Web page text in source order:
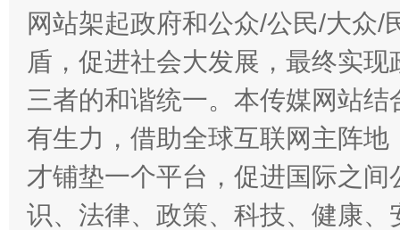
网站架起政府和公众/公民/大众
盾，促进社会大发展，最终实
三者的和谐统一。本传媒网站
有生力，借助全球互联网主阵
才铺垫一个平台，促进国际之
识、法律、政策、科技、健康